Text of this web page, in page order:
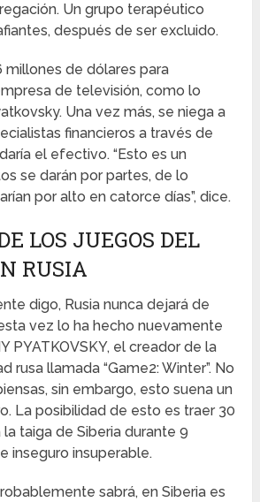
Un grupo terapéutico
después de ser excluido.
millones de dólares para
de televisión, como lo
Una vez más, se niega a
financieros a través de
el efectivo. “Esto es un
se darán por partes, de lo
por alto en catorce días”, dice.
LOS JUEGOS DEL
RUSIA
digo, Rusia nunca dejará de
vez lo ha hecho nuevamente
PYATKOVSKY, el creador de la
rusa llamada “Game2: Winter”. No
sin embargo, esto suena un
La posibilidad de esto es traer 30
la taiga de Siberia durante 9
inseguro insuperable.
sabrá, en Siberia es